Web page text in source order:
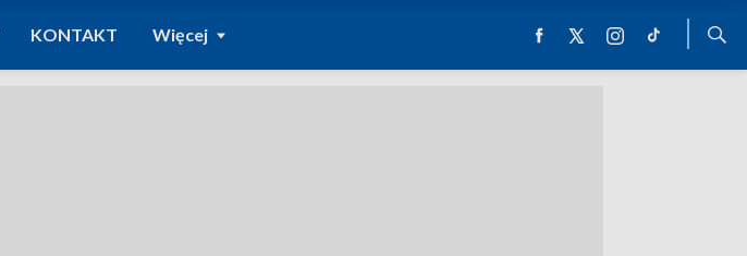
KONTAKT Więcej